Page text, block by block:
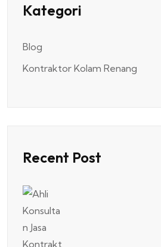
Kategori
Blog
Kontraktor Kolam Renang
Recent Post